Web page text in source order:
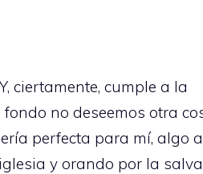
ciertamente, cumple a la
no deseemos otra
perfecta para mí, algo
y orando por la